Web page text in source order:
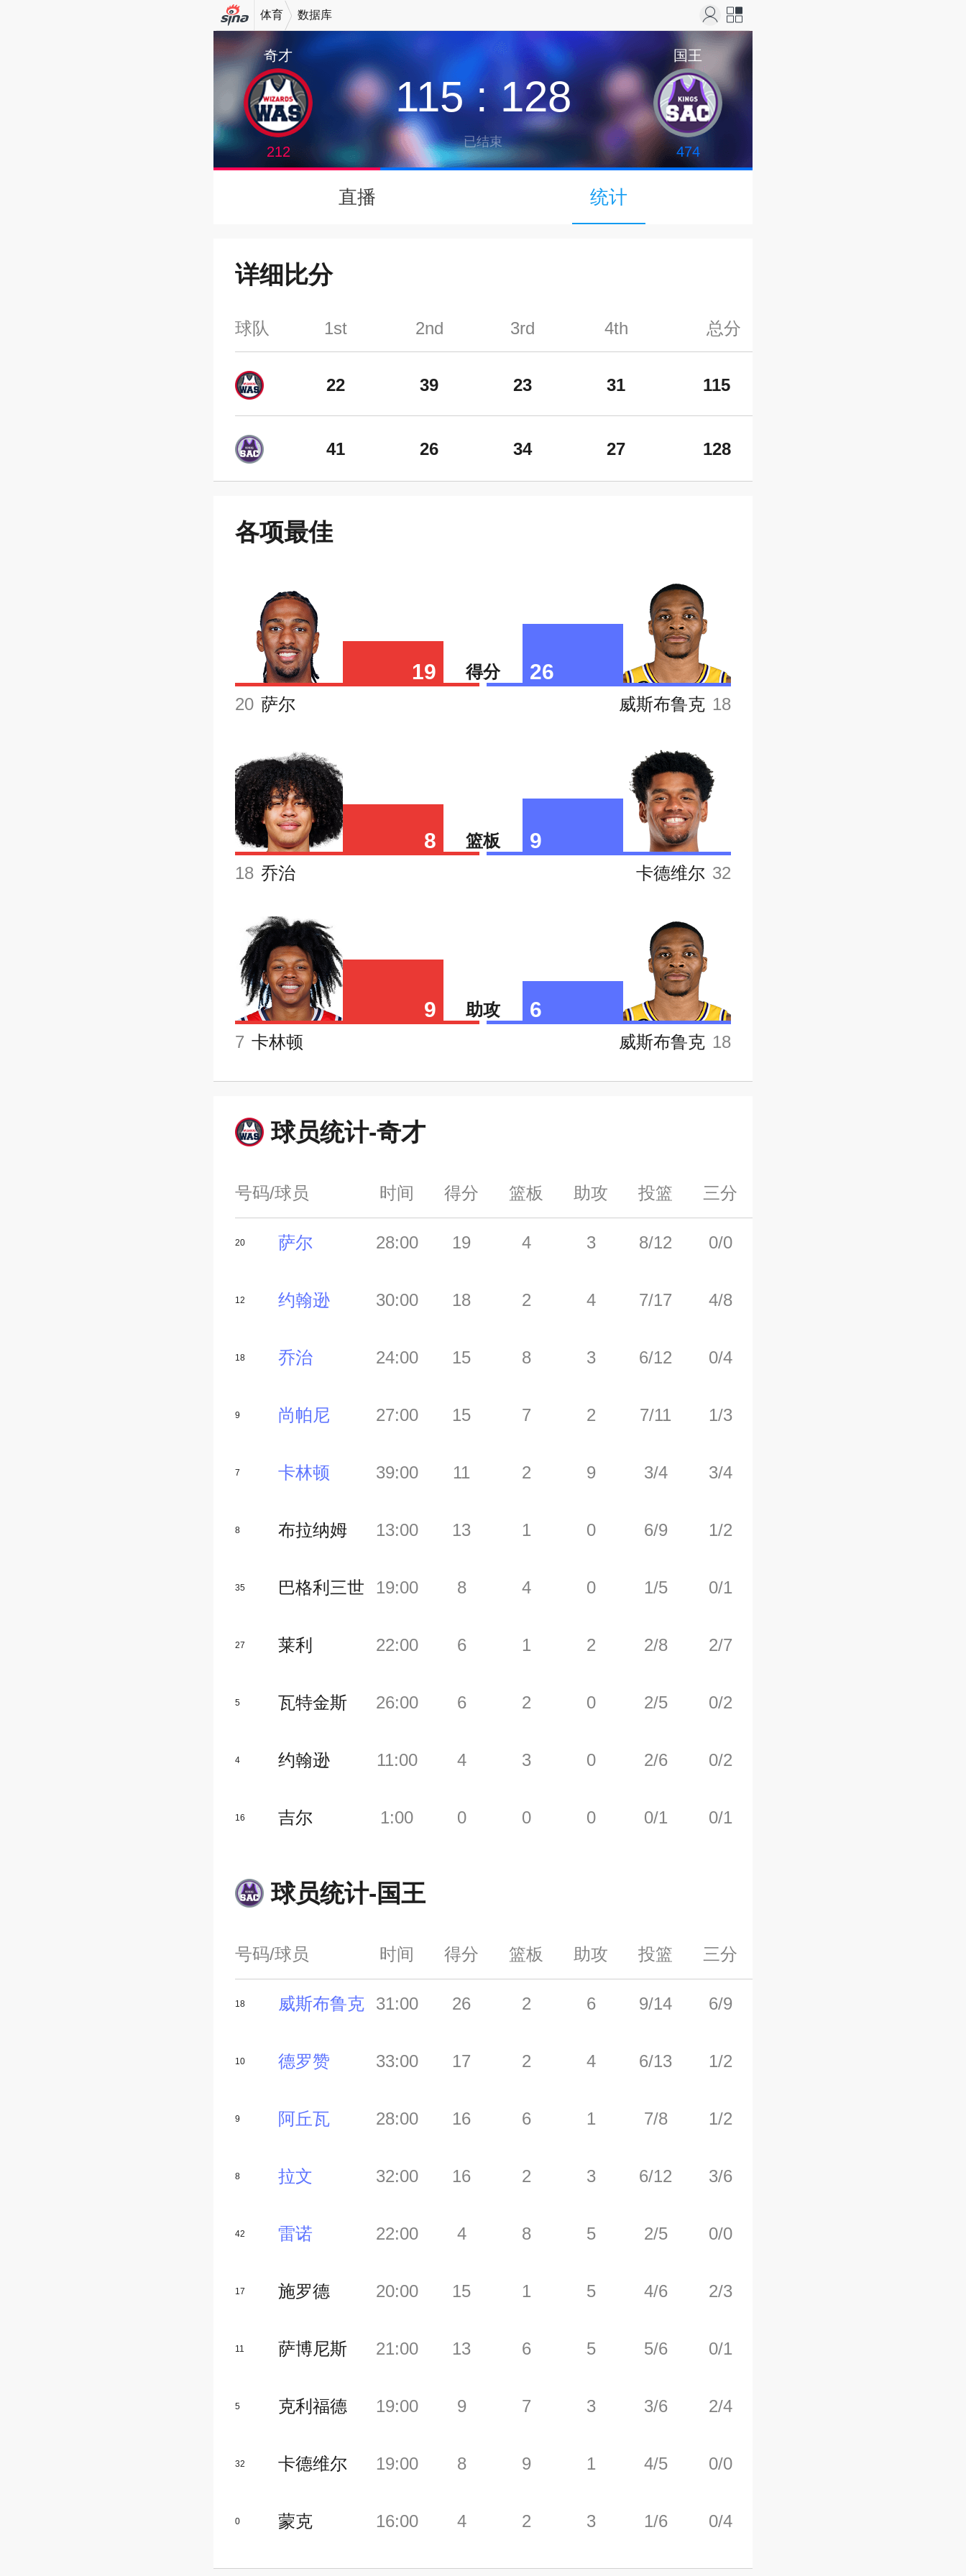
机新浪
网
站导
体育 数据库
奇才
212
国王
474
115 : 128
已结束
直播 统计
详细比分
球队 1st
22
41
2nd
39
26
3rd
23
34
4th
31
27
总分
115
128
各项最佳
19
20 萨尔
得分 26
威斯布鲁克 18
8
18 乔治
篮板 9
卡德维尔 32
9
7 卡林顿
助攻 6
威斯布鲁克 18
球员统计-奇才
号码/球员
20 萨尔
12 约翰逊
18 乔治
9 尚帕尼
7 卡林顿
8 布拉纳姆
35 巴格利三世
27 莱利
5 瓦特金斯
4 约翰逊
16 吉尔
时间
28:00
30:00
24:00
27:00
39:00
13:00
19:00
22:00
26:00
11:00
1:00
得分
19
18
15
15
11
13
8
6
6
4
0
篮板
4
2
8
7
2
1
4
1
2
3
0
助攻
3
4
3
2
9
0
0
2
0
0
0
投篮
8/12
7/17
6/12
7/11
3/4
6/9
1/5
2/8
2/5
2/6
0/1
三分
0/0
4/8
0/4
1/3
3/4
1/2
0/1
2/7
0/2
0/2
0/1
球员统计-国王
号码/球员
18 威斯布鲁克
10 德罗赞
9 阿丘瓦
8 拉文
42 雷诺
17 施罗德
11 萨博尼斯
5 克利福德
32 卡德维尔
0 蒙克
时间
31:00
33:00
28:00
32:00
22:00
20:00
21:00
19:00
19:00
16:00
得分
26
17
16
16
4
15
13
9
8
4
篮板
2
2
6
2
8
1
6
7
9
2
助攻
6
4
1
3
5
5
5
3
1
3
投篮
9/14
6/13
7/8
6/12
2/5
4/6
5/6
3/6
4/5
1/6
三分
6/9
1/2
1/2
3/6
0/0
2/3
0/1
2/4
0/0
0/4